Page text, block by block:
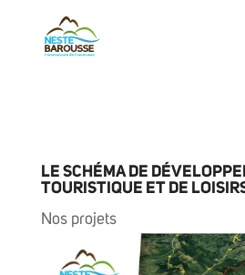
LE SCHÉMA DE
TOURISTIQUE ET DE
Nos projets